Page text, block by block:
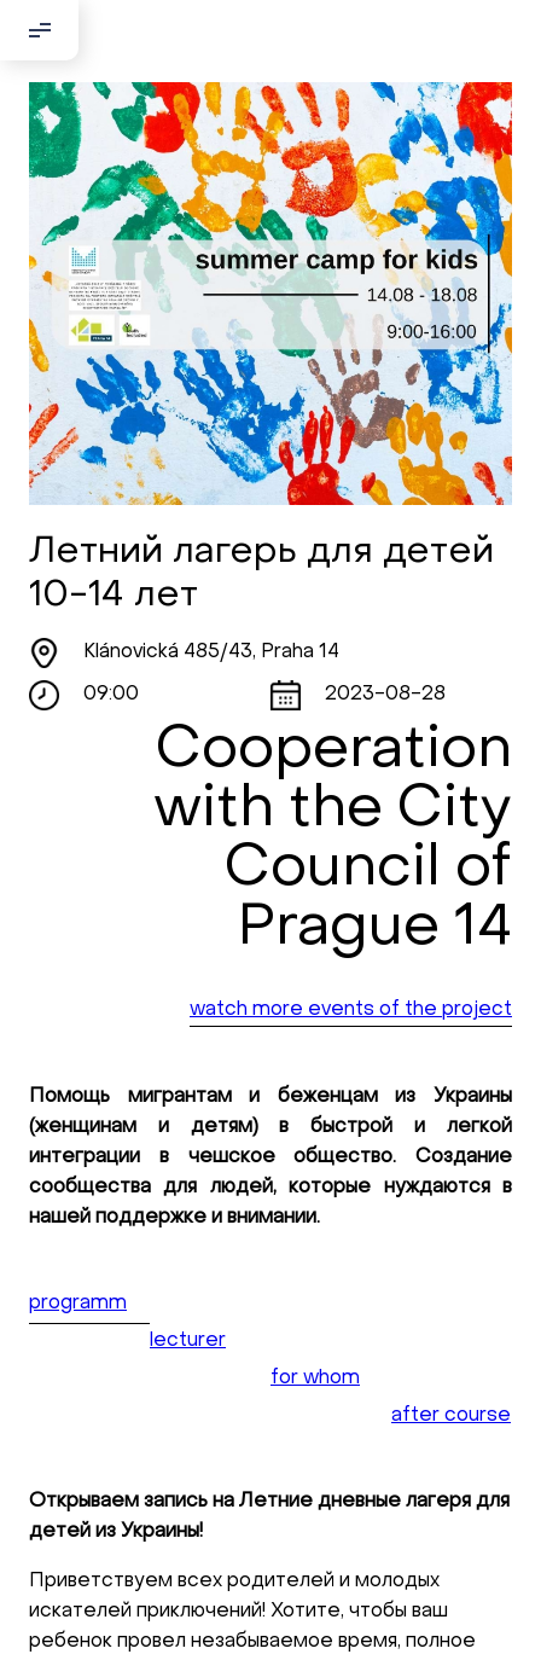
Добрый день!
Если вы хотите с нами связаться,
пожалуйста, контактируйте нас:
По адресу:
Kontaktní e-mail:
youthincluded@gmail.com
Или в соцсети Telegram:
@Interkulturnipracepraha14
Летний лагерь для детей
10-14 лет
Klánovická 485/43, Praha 14
09:00 2023-08-28
Cooperation
with the City
Council of
Prague 14
watch more events of the project
Помощь мигрантам и беженцам из Украины
(женщинам и детям) в быстрой и легкой
интеграции в чешское общество. Создание
сообщества для людей, которые нуждаются в
нашей поддержке и внимании.
programm
lecturer
for whom
after course
Открываем запись на Летние дневные лагеря для
детей из Украины!
Приветствуем всех родителей и молодых
искателей приключений! Хотите, чтобы ваш
ребенок провел незабываемое время, полное